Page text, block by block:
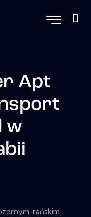
Apt
w
irańskim